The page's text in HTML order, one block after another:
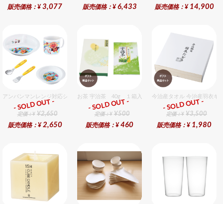
販売価格：¥ 3,077 販売価格：¥ 6,433 販売価格：¥ 14,900
アンパンマンレンジ対応シリーズセット セット販売商品です。
ギフト
定価：¥ ¥2,650
販売価格：¥ 2,650
- SOLD OUT -
お茶 宇治茶 40g １箱入セット
ギフト
定価：¥ ¥500
販売価格：¥ 460
- SOLD OUT -
今治産タオル 今治産羽衣
ギフト
定価：¥ ¥3,500
販売価格：¥ 1,980
- SOLD OUT -